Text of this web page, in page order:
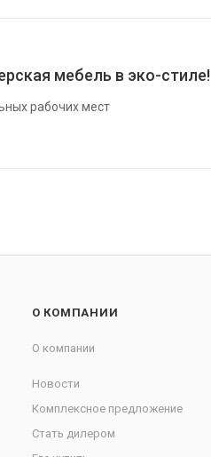
мебель в эко-стиле!
рабочих мест
О КОМПАНИИ
О компании
Новости
Комплексное предложение
Стать дилером